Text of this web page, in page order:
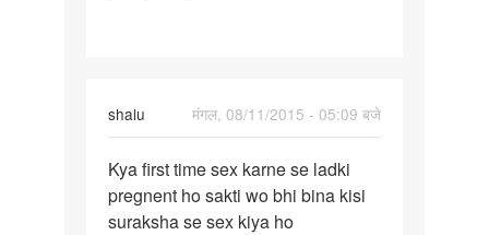
shalu
मंगल, 08/11/2015 - 05:09 बजे
Kya
first
time
Kya first time sex karne se ladki
pregnent ho sakti wo bhi bina kisi
suraksha se sex kiya ho